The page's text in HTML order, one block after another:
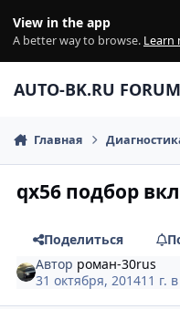
View in the app
A better way to browse. Learn
AUTO-BK.RU FORUM
Главная
qx56 подбор
Поделиться
Автор роман-30rus
31 октября, 201411 г. в